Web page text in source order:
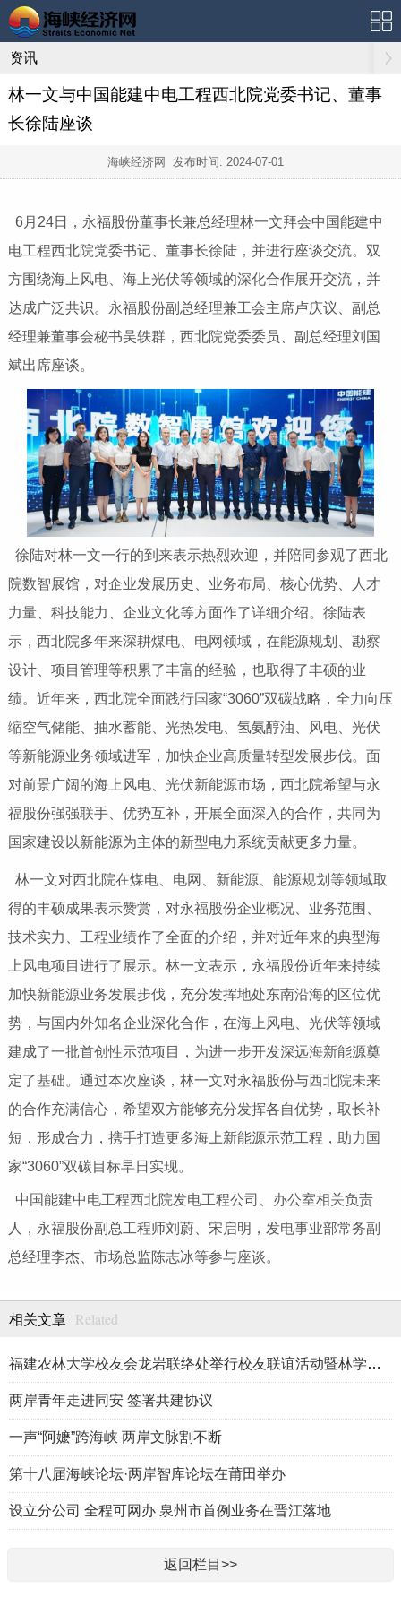
资讯
林一文与中国能建中电工程西北院党委书记、董事
长徐陆座谈
海峡经济网 发布时间: 2024-07-01
6月24日，永福股份董事长兼总经理林一文拜会中国能建中
电工程西北院党委书记、董事长徐陆，并进行座谈交流。双
方围绕海上风电、海上光伏等领域的深化合作展开交流，并
达成广泛共识。永福股份副总经理兼工会主席卢庆议、副总
经理兼董事会秘书吴轶群，西北院党委委员、副总经理刘国
斌出席座谈。
徐陆对林一文一行的到来表示热烈欢迎，并陪同参观了西北
院数智展馆，对企业发展历史、业务布局、核心优势、人才
力量、科技能力、企业文化等方面作了详细介绍。徐陆表
示，西北院多年来深耕煤电、电网领域，在能源规划、勘察
设计、项目管理等积累了丰富的经验，也取得了丰硕的业
绩。近年来，西北院全面践行国家“3060”双碳战略，全力向压
缩空气储能、抽水蓄能、光热发电、氢氨醇油、风电、光伏
等新能源业务领域进军，加快企业高质量转型发展步伐。面
对前景广阔的海上风电、光伏新能源市场，西北院希望与永
福股份强强联手、优势互补，开展全面深入的合作，共同为
国家建设以新能源为主体的新型电力系统贡献更多力量。
林一文对西北院在煤电、电网、新能源、能源规划等领域取
得的丰硕成果表示赞赏，对永福股份企业概况、业务范围、
技术实力、工程业绩作了全面的介绍，并对近年来的典型海
上风电项目进行了展示。林一文表示，永福股份近年来持续
加快新能源业务发展步伐，充分发挥地处东南沿海的区位优
势，与国内外知名企业深化合作，在海上风电、光伏等领域
建成了一批首创性示范项目，为进一步开发深远海新能源奠
定了基础。通过本次座谈，林一文对永福股份与西北院未来
的合作充满信心，希望双方能够充分发挥各自优势，取长补
短，形成合力，携手打造更多海上新能源示范工程，助力国
家“3060”双碳目标早日实现。
中国能建中电工程西北院发电工程公司、办公室相关负责
人，永福股份副总工程师刘蔚、宋启明，发电事业部常务副
总经理李杰、市场总监陈志冰等参与座谈。
相关文章 Related
福建农林大学校友会龙岩联络处举行校友联谊活动暨林学、生物医药
两岸青年走进同安 签署共建协议
一声“阿嬷”跨海峡 两岸文脉割不断
第十八届海峡论坛·两岸智库论坛在莆田举办
设立分公司 全程可网办 泉州市首例业务在晋江落地
返回栏目>>